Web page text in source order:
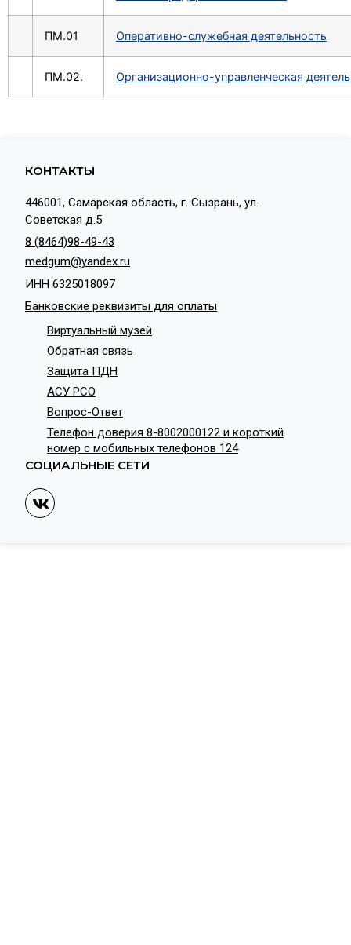
ПМ.01 Оперативно-служебная деятельность
ПМ.02. Организационно-управленческая
КОНТАКТЫ
446001, Самарская область, г. Сызрань, ул.
Советская д.5
8 (8464)98-49-43
medgum@yandex.ru
ИНН 6325018097
Банковские реквизиты для оплаты
Виртуальный музей
Обратная связь
Защита ПДН
АСУ РСО
Вопрос-Ответ
Телефон доверия 8-8002000122 и короткий
номер с мобильных телефонов 124
СОЦИАЛЬНЫЕ СЕТИ